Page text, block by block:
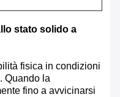
stato solido a
fisica in condizioni
Quando la
fino a avvicinarsi